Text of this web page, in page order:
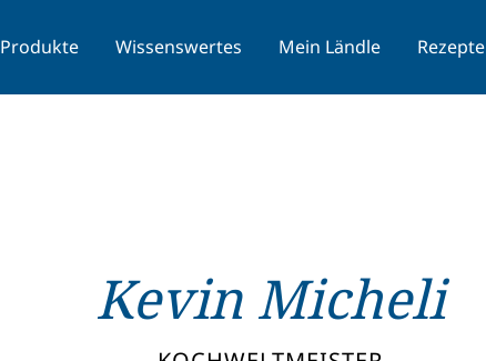
Produkte Wissenswertes Mein Ländle Rezepte
Kevin Micheli